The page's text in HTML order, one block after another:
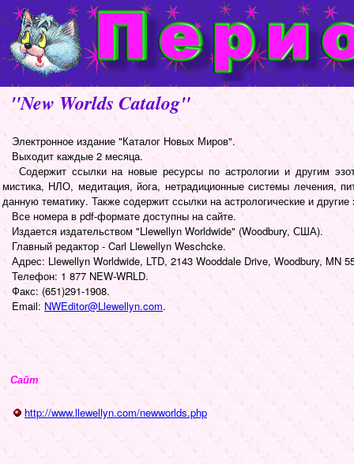
"New Worlds Catalog"
Электронное издание "Каталог Новых Миров".
Выходит каждые 2 месяца.
Содержит ссылки на новые ресурсы по астрологии и другим
мистика, НЛО, медитация, йога, нетрадиционные системы лечения,
данную тематику. Также содержит ссылки на астрологические и другие
Все номера в pdf-формате доступны на сайте.
Издается издательством "Llewellyn Worldwide" (Woodbury, США).
Главный редактор - Carl Llewellyn Weschcke.
Адрес: Llewellyn Worldwide, LTD, 2143 Wooddale Drive, Woodbury, MN
Телефон: 1 877 NEW-WRLD.
Факс: (651)291-1908.
Email: NWEditor@Llewellyn.com.
Сайт
http://www.llewellyn.com/newworlds.php